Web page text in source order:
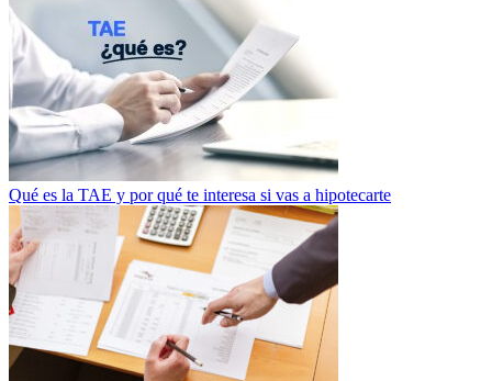
Qué es la TAE y por qué te interesa si vas a hipotecarte